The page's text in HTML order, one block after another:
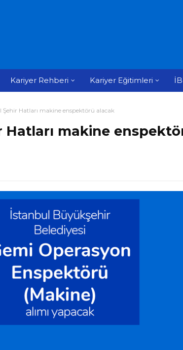
Kariyer Rehberi Kariyer Eğitimleri
Şehir Hatları makine enspektörü alacak
Hatları makine